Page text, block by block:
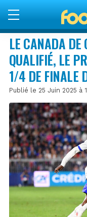
LE CANADA DE
QUALIFIÉ, LE
1/4 DE FINALE
Publié le 25 Juin 2025 à